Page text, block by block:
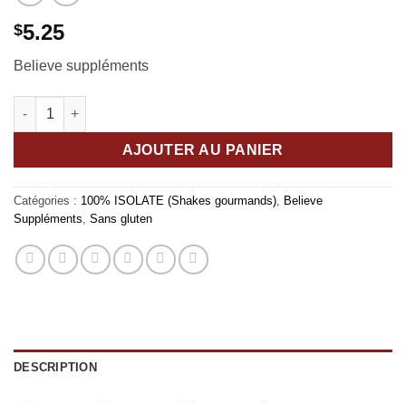
$5.25
Believe suppléments
quantité de Protein ISO et collagène bovin Individuel Choco-
AJOUTER AU PANIER
Catégories : 100% ISOLATE (Shakes gourmands)
Believe
Suppléments Sans gluten
DESCRIPTION